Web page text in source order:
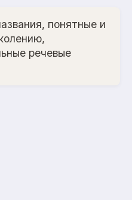
понятные и
речевые